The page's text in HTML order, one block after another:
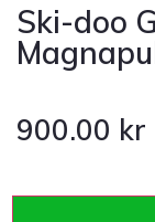
Ski-doo
900.00 kr